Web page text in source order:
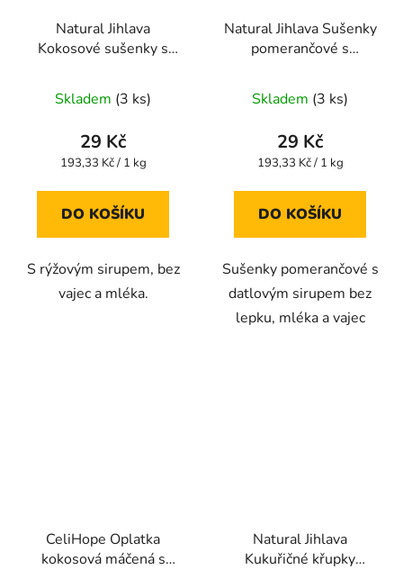
Natural Jihlava
Kokosové sušenky s
150g
hodnocení
produktu
je
z
Skladem (3 ks)
29 Kč
Měrná
193,33 Kč / 1 kg
DO KOŠÍKU
S rýžovým sirupem, bez
vajec a mléka.
Natural Jihlava Sušenky
pomerančové s
lepku, mléka a vajec
150ghodnocení
produktu
je
z
Skladem (3 ks)
29 Kč
Měrná
193,33 Kč / 1 kg
DO KOŠÍKU
Sušenky pomerančové s
datlovým sirupem bez
lepku, mléka a vajec
CeliHope Oplatka
kokosová máčená s
Natural Jihlava
Kukuřičné křupky